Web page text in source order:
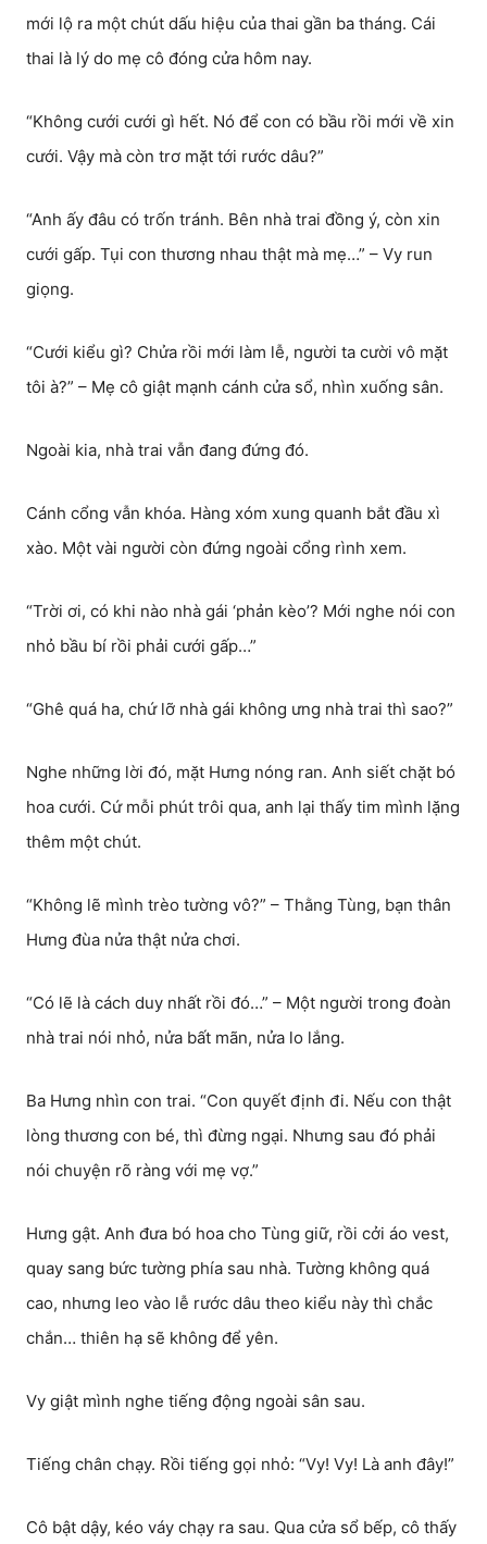
mới lộ ra một chút dấu hiệu của thai gần ba tháng. Cái
thai là lý do mẹ cô đóng cửa hôm nay.
“Không cưới cưới gì hết. Nó để con có bầu rồi mới về xin
cưới. Vậy mà còn trơ mặt tới rước dâu?”
“Anh ấy đâu có trốn tránh. Bên nhà trai đồng ý, còn xin
cưới gấp. Tụi con thương nhau thật mà mẹ…” – Vy run
giọng.
“Cưới kiểu gì? Chửa rồi mới làm lễ, người ta cười vô mặt
tôi à?” – Mẹ cô giật mạnh cánh cửa sổ, nhìn xuống sân.
Ngoài kia, nhà trai vẫn đang đứng đó.
Cánh cổng vẫn khóa. Hàng xóm xung quanh bắt đầu xì
xào. Một vài người còn đứng ngoài cổng rình xem.
“Trời ơi, có khi nào nhà gái ‘phản kèo’? Mới nghe nói con
nhỏ bầu bí rồi phải cưới gấp…”
“Ghê quá ha, chứ lỡ nhà gái không ưng nhà trai thì sao?”
Nghe những lời đó, mặt Hưng nóng ran. Anh siết chặt bó
hoa cưới. Cứ mỗi phút trôi qua, anh lại thấy tim mình lặng
thêm một chút.
“Không lẽ mình trèo tường vô?” – Thằng Tùng, bạn thân
Hưng đùa nửa thật nửa chơi.
“Có lẽ là cách duy nhất rồi đó…” – Một người trong đoàn
nhà trai nói nhỏ, nửa bất mãn, nửa lo lắng.
Ba Hưng nhìn con trai. “Con quyết định đi. Nếu con thật
lòng thương con bé, thì đừng ngại. Nhưng sau đó phải
nói chuyện rõ ràng với mẹ vợ.”
Hưng gật. Anh đưa bó hoa cho Tùng giữ, rồi cởi áo vest,
quay sang bức tường phía sau nhà. Tường không quá
cao, nhưng leo vào lễ rước dâu theo kiểu này thì chắc
chắn… thiên hạ sẽ không để yên.
Vy giật mình nghe tiếng động ngoài sân sau.
Tiếng chân chạy. Rồi tiếng gọi nhỏ: “Vy! Vy! Là anh đây!”
Cô bật dậy, kéo váy chạy ra sau. Qua cửa sổ bếp, cô thấy